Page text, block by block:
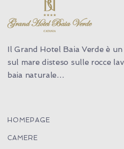
Il Grand Hotel Baia Verde è
sul mare disteso sulle rocce
baia naturale…
HOMEPAGE
CAMERE